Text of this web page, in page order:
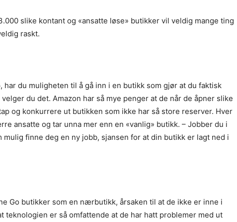
slike kontant og «ansatte løse» butikker vil veldig mange ting
raskt.
har du muligheten til å gå inn i en butikk som gjør at du faktisk
du det. Amazon har så mye penger at de når de åpner slike
og konkurrere ut butikken som ikke har så store reserver. Hver
ansatte og tar unna mer enn en «vanlig» butikk. – Jobber du i
mulig finne deg en ny jobb, sjansen for at din butikk er lagt ned i
Go butikker som en nærbutikk, årsaken til at de ikke er inne i
teknologien er så omfattende at de har hatt problemer med ut